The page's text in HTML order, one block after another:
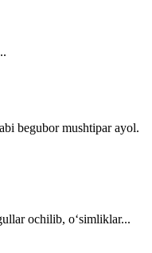
begubor mushtipar ayol.
ochilib, o‘simliklar...